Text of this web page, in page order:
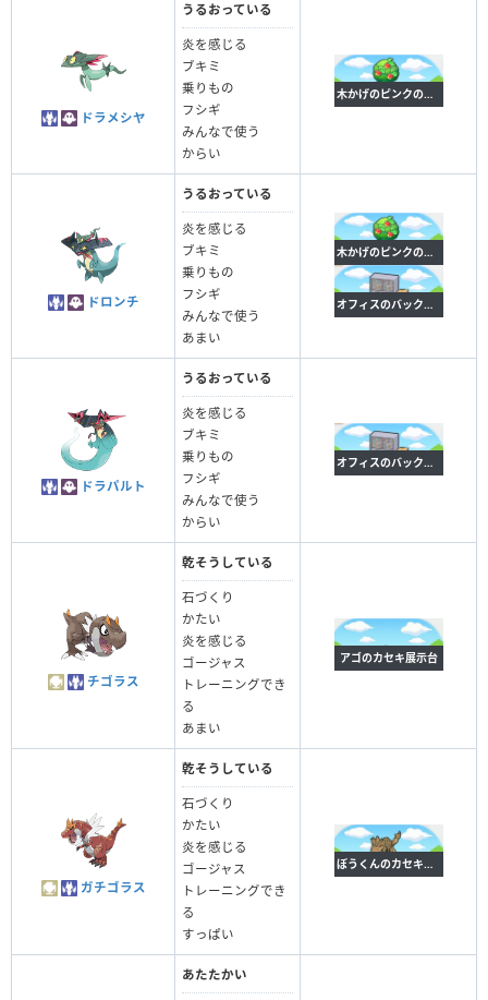
ドラメシヤ
うるおっている
炎を感じる
ブキミ
乗りもの
フシギ
みんなで使う
からい
木かげのピンクの草むら
ドロンチ
うるおっている
炎を感じる
ブキミ
乗りもの
フシギ
みんなで使う
あまい
木かげのピンクの草むら
オフィスのバックヤード
ドラパルト
うるおっている
炎を感じる
ブキミ
乗りもの
フシギ
みんなで使う
からい
オフィスのバックヤード
チゴラス
乾そうしている
石づくり
かたい
炎を感じる
ゴージャス
トレーニングでき
る
あまい
アゴのカセキ展示台
ガチゴラス
乾そうしている
石づくり
かたい
炎を感じる
ゴージャス
トレーニングでき
る
すっぱい
ぼうくんのカセキ展示台
あたたかい